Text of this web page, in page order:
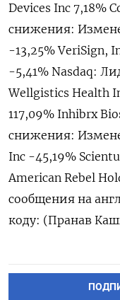
Devices Inc 7,18%
снижения:
-13,25% VeriSign,
-5,41% Nasdaq:
Wellgistics Health
117,09% Inhibrx
снижения:
Inc -45,19%
American Rebel
сообщения на
коду: (Пранав